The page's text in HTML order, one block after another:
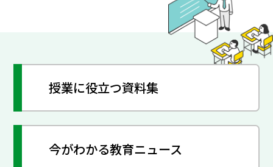
授業に役立つ資料集
今がわかる教育ニュース